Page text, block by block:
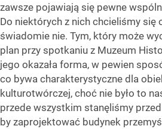
zawsze pojawiają się pewne
Do niektórych z nich chcieliśmy się
świadomie nie. Tym, który może
plan przy spotkaniu z Muzeum
jego okazała forma, w pewien
co bywa charakterystyczne dla
kulturotwórczej, choć nie było to
przede wszystkim stanęliśmy
by zaprojektować budynek